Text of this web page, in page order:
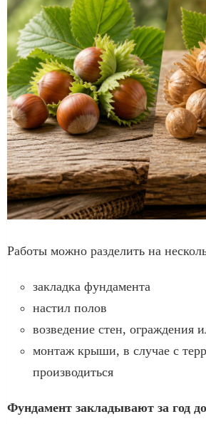
Работы можно разделить на
закладка фундамента
настил полов
возведение стен, ограждения
монтаж крыши, в случае с
производиться
Фундамент закладывают за год